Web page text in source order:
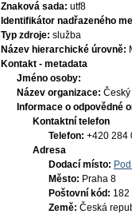
Znaková sada: utf8
Identifikátor nadřazeného
Typ zdroje: služba
Název hierarchické úrovně:
Kontakt - metadata
Jméno osoby:
Název organizace:
Informace o odpovědné
Kontaktní telefon
Telefon: +420 284
Adresa
Dodací místo:
Město: Praha 8
Poštovní kód: 182
Země: Česká